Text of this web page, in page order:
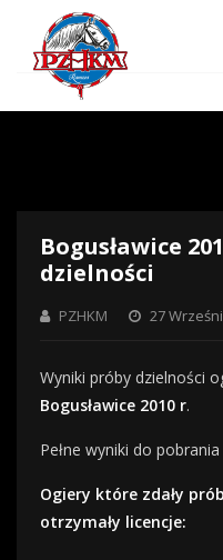
Bogusławice
dzielności
PZHKM 27
Wyniki próby dzielności
Bogusławice 2010 r.
Pełne wyniki do pobrania
Ogiery które zdały
otrzymały licencje: